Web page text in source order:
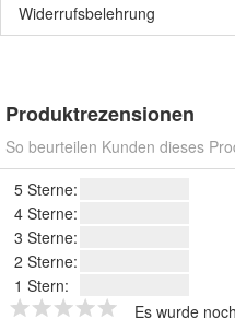
Widerrufsbelehrung
Produktrezensionen
So beurteilen Kunden dieses
5 Sterne:
4 Sterne:
3 Sterne:
2 Sterne:
1 Stern:
Es wurde